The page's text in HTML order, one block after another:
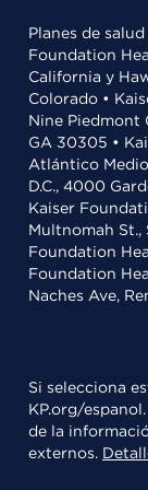
Planes de
Foundation
California y
Colorado •
Nine Piedmont
GA 30305 •
Atlántico
D.C., 4000
Kaiser
Multnomah St.,
Foundation
Foundation
Naches Ave,
Si selecciona
KP.org/
de la
externos.